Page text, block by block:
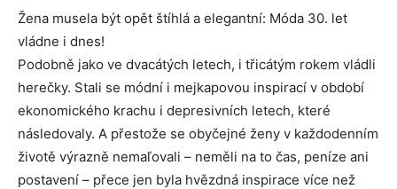
Žena musela být opět štíhlá a elegantní: Móda 30. let
vládne i dnes!
Podobně jako ve dvacátých letech, i třicátým rokem vládli
herečky. Stali se módní i mejkapovou inspirací v období
ekonomického krachu i depresivních letech, které
následovaly. A přestože se obyčejné ženy v každodenním
životě výrazně nemaľovali – neměli na to čas, peníze ani
postavení – přece jen byla hvězdná inspirace více než